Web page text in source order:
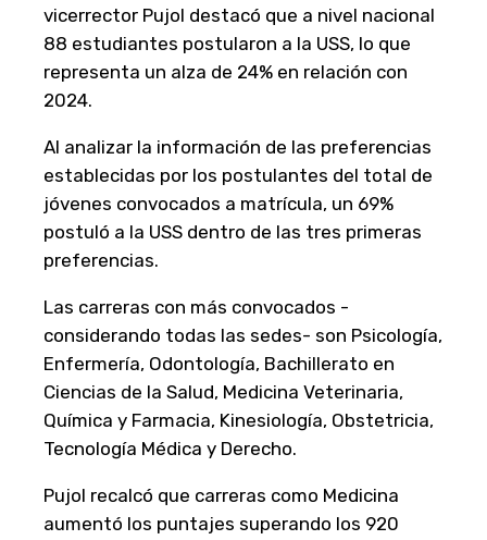
vicerrector Pujol destacó que a nivel nacional
88 estudiantes postularon a la USS, lo que
representa un alza de 24% en relación con
2024.
Al analizar la información de las preferencias
establecidas por los postulantes del total de
jóvenes convocados a matrícula, un 69%
postuló a la USS dentro de las tres primeras
preferencias.
Las carreras con más convocados -
considerando todas las sedes- son Psicología,
Enfermería, Odontología, Bachillerato en
Ciencias de la Salud, Medicina Veterinaria,
Química y Farmacia, Kinesiología, Obstetricia,
Tecnología Médica y Derecho.
Pujol recalcó que carreras como Medicina
aumentó los puntajes superando los 920